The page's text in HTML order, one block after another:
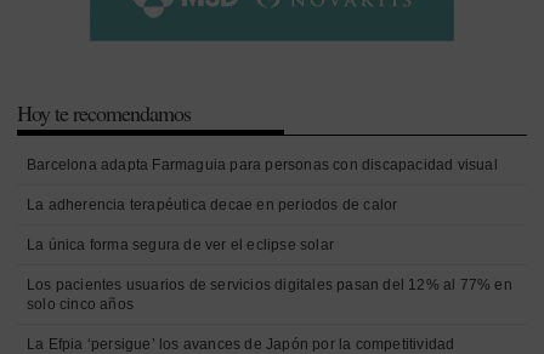
Hoy te recomendamos
Barcelona adapta Farmaguia para personas con discapacidad visual
La adherencia terapéutica decae en periodos de calor
La única forma segura de ver el eclipse solar
Los pacientes usuarios de servicios digitales pasan del 12% al 77% en
solo cinco años
La Efpia ‘persigue’ los avances de Japón por la competitividad